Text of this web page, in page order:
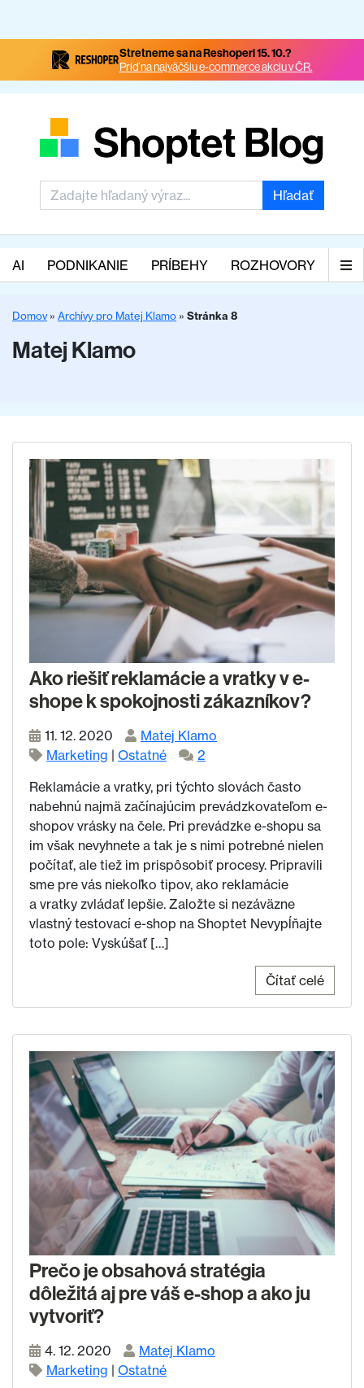
Stretneme sa na Reshoperi 15. 10.?
Príď na najväčšiu e-commerce akciu v ČR.
Hľadať
AI PODNIKANIE PRÍBEHY ROZHOVORY
Domov» Archívy pro Matej Klamo » Stránka 8
Matej Klamo
Ako riešiť reklamácie a vratky v e-
shope k spokojnosti zákazníkov?
11. 12. 2020
Matej Klamo
Marketing | Ostatné
2
Reklamácie a vratky, pri týchto slovách často
nabehnú najmä začínajúcim prevádzkovateľom e-
shopov vrásky na čele. Pri prevádzke e-shopu sa
im však nevyhnete a tak je s nimi potrebné nielen
počítať, ale tiež im prispôsobiť procesy. Pripravili
sme pre vás niekoľko tipov, ako reklamácie
a vratky zvládať lepšie. Založte si nezáväzne
vlastný testovací e-shop na Shoptet Nevypĺňajte
toto pole: Vyskúšať […]
Čítať celé
Prečo je obsahová stratégia
dôležitá aj pre váš e-shop a ako ju
vytvoriť?
4. 12. 2020
Matej Klamo
Marketing | Ostatné